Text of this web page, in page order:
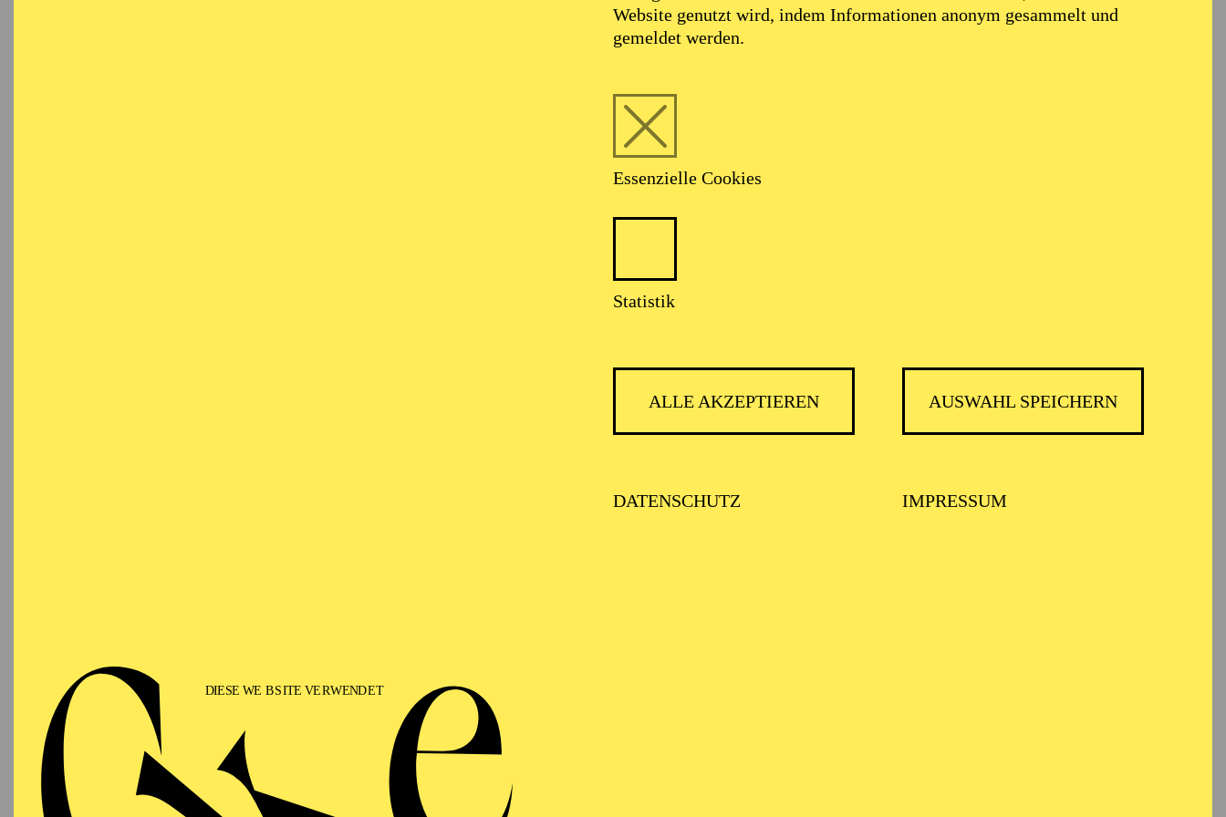
Website genutzt wird, indem Informationen anonym gesammelt und
gemeldet werden.
Essenzielle Cookies
Statistik
ALLE AKZEPTIEREN AUSWAHL SPEICHERN
DATENSCHUTZ IMPRESSUM
Christoph Frick
VITA
Theater Spektakel, Festival aua wir leben Bern, Festival Alpentöne Altdorf, Steirischer Herbst Graz,
Mülheimer Theatertage, Heidelberger Stückemarkt, Theaterbiennale Wiesbaden, Bonner Biennale,
Theater der Welt, Theaterfestival Impulse, Internationale Schillertage Mannheim, Time Festival Gent
(B), Kaaitheater Brüssel (B), Garaj Istanbul (TUR), International Theater Festival Lahore, (Pakistan).
Zudem inszenierte er zeitgenössische und klassische Theatertexte sowie eigene Projekte an
deutschsprachigen Staatstheatern, u.a.: Theater Luzern, Theater Bern, Theater Neumarkt, Theater